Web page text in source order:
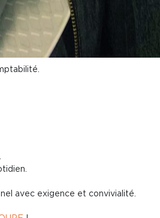
avec exigence et convivialité.